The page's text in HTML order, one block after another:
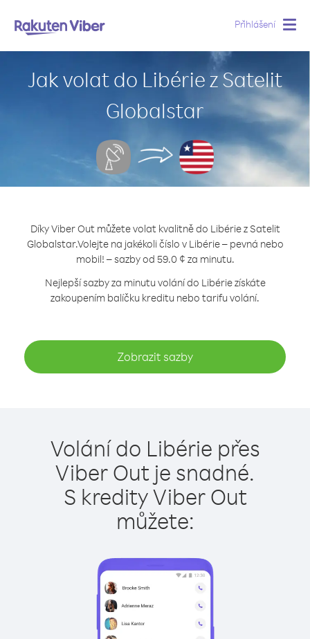
Přihlášení
Jak volat do Libérie z Satelit
Globalstar
Díky Viber Out můžete volat kvalitně do Libérie z Satelit
Globalstar.Volejte na jakékoli číslo v Libérie – pevná nebo
mobil! – sazby od 59.0 ¢ za minutu.
Nejlepší sazby za minutu volání do Libérie získáte
zakoupením balíčku kreditu nebo tarifu volání.
Zobrazit sazby
Volání do Libérie přes
Viber Out je snadné.
S kredity Viber Out
můžete: